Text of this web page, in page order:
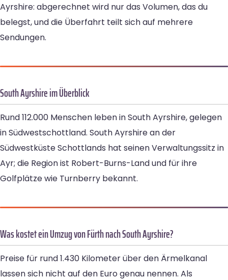
Ayrshire: abgerechnet wird nur das Volumen, das du
belegst, und die Überfahrt teilt sich auf mehrere
Sendungen.
South Ayrshire im Überblick
Rund 112.000 Menschen leben in South Ayrshire, gelegen
in Südwestschottland. South Ayrshire an der
Südwestküste Schottlands hat seinen Verwaltungssitz in
Ayr; die Region ist Robert-Burns-Land und für ihre
Golfplätze wie Turnberry bekannt.
Was kostet ein Umzug von Fürth nach South Ayrshire?
Preise für rund 1.430 Kilometer über den Ärmelkanal
lassen sich nicht auf den Euro genau nennen. Als